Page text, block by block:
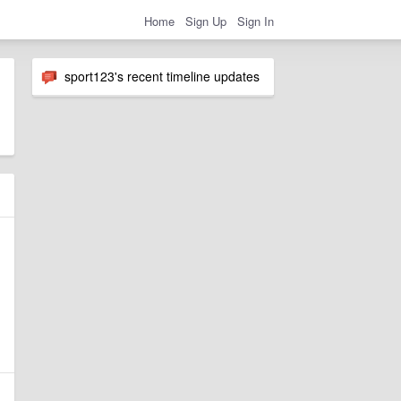
Home Sign Up Sign In
sport123's recent timeline updates